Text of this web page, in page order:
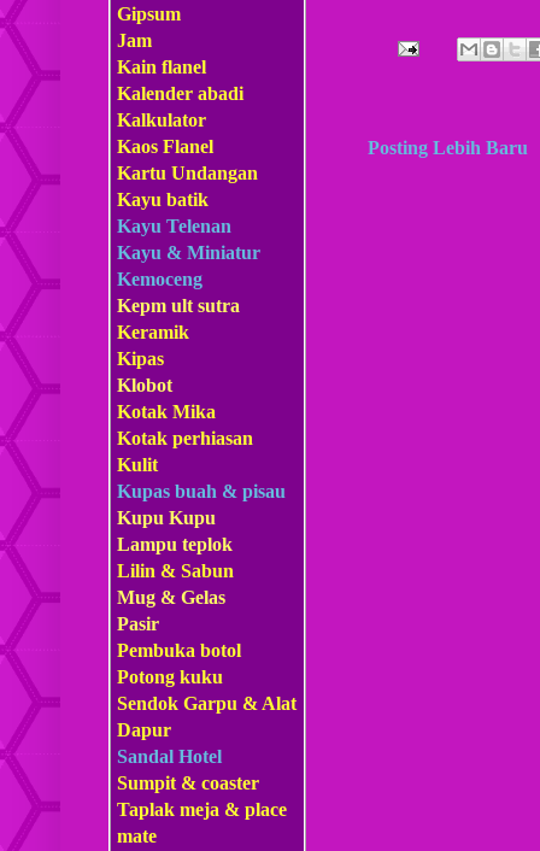
Posting Lebih Baru
Gipsum
Jam
Kain flanel
Kalender abadi
Kalkulator
Kaos Flanel
Kartu Undangan
Kayu batik
Kayu Telenan
Kayu & Miniatur
Kemoceng
Kepm ult sutra
Keramik
Kipas
Klobot
Kotak Mika
Kotak perhiasan
Kulit
Kupas buah & pisau
Kupu Kupu
Lampu teplok
Lilin & Sabun
Mug & Gelas
Pasir
Pembuka botol
Potong kuku
Sendok Garpu & Alat
Dapur
Sandal Hotel
Sumpit & coaster
Taplak meja & place
mate